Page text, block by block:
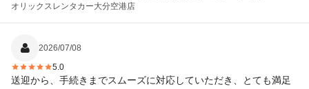
オリックスレンタカー大分空港店
2026/07/08
5.0
送迎から、手続きまでスムーズに対応していただき、とても満足